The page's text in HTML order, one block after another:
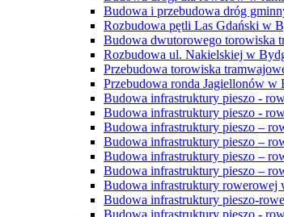
Budowa i przebudowa dróg
Rozbudowa pętli Las Gdański w
Budowa dwutorowego torowiska
Rozbudowa ul. Nakielskiej w
Przebudowa torowiska
Przebudowa ronda Jagiellonów w
Budowa infrastruktury pieszo -
Budowa infrastruktury pieszo -
Budowa infrastruktury pieszo –
Budowa infrastruktury pieszo –
Budowa infrastruktury pieszo –
Budowa infrastruktury pieszo –
Budowa infrastruktury rowerowej
Budowa infrastruktury pieszo-
Budowa infrastruktury pieszo -